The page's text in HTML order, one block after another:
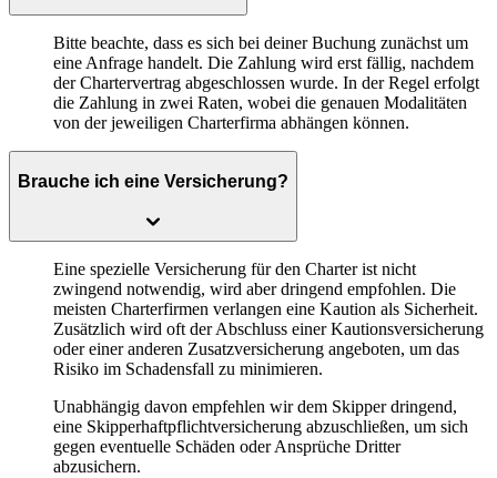
Bitte beachte, dass es sich bei deiner Buchung zunächst um
eine Anfrage handelt. Die Zahlung wird erst fällig, nachdem
der Chartervertrag abgeschlossen wurde. In der Regel erfolgt
die Zahlung in zwei Raten, wobei die genauen Modalitäten
von der jeweiligen Charterfirma abhängen können.
Brauche ich eine Versicherung?
Eine spezielle Versicherung für den Charter ist nicht
zwingend notwendig, wird aber dringend empfohlen. Die
meisten Charterfirmen verlangen eine Kaution als Sicherheit.
Zusätzlich wird oft der Abschluss einer Kautionsversicherung
oder einer anderen Zusatzversicherung angeboten, um das
Risiko im Schadensfall zu minimieren.
Unabhängig davon empfehlen wir dem Skipper dringend,
eine Skipperhaftpflichtversicherung abzuschließen, um sich
gegen eventuelle Schäden oder Ansprüche Dritter
abzusichern.